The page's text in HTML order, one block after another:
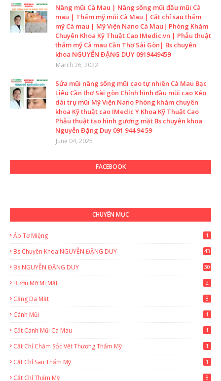
Nâng mũi Cà Mau | Nâng sống mũi đầu mũi Cà
mau | Thẩm mỹ mũi Cà Mau | Cắt chỉ sau thẩm
mỹ Cà mau | Mỹ Viện Nano Cà Mau| Phòng Khám
Chuyên Khoa Kỹ Thuật Cao IMedic.vn | Phẫu thuật
thẩm mỹ Cà mau Cần Thơ Sài Gòn| Bs chuyên
khoa NGUYỄN ĐẶNG DUY 0919449459
March 26, 2022
Sửa mũi nâng sống mũi cao tự nhiên Cà Mau Bạc
Liêu Cần thơ Sài gòn Chỉnh hình đầu mũi cao Kéo
dài trụ mũi Mỹ Viện Nano Phòng khám chuyên
khoa Kỹ thuật cao IMedic Y Khoa Kỹ Thuật Cao
Phẫu thuật tạo hình gương mặt Bs chuyên khoa
Nguyễn Đặng Duy 091 944 94 59
June 04, 2025
FACEBOOK
CHUYÊN MỤC
Áp Tơ Miệng 1
Bs Chuyên Khoa NGUYỄN ĐẶNG DUY
43
Bs NGUYỄN ĐẶNG DUY 30
Bướu Mỡ Mi Mắt 2
Căng Da Mặt 8
Cánh Mũi 1
Cắt Cánh Mũi Cà Mau 1
Cắt Chỉ Chăm Sóc Vết Thương Thẩm Mỹ 1
Cắt Chỉ Sau Thẩm Mỹ 1
Cắt Chỉ Thẩm Mỹ 8